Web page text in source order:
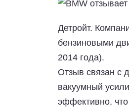
Детройт.
бензиновыми
2014 года).
Отзыв связан с
вакуумный
эффективно,